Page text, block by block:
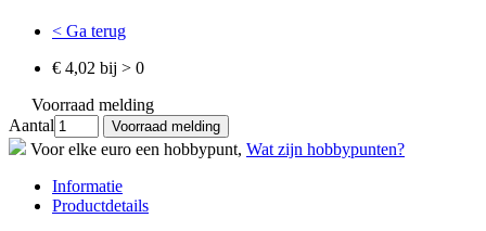
< Ga terug
€ 4,02 bij > 0
Voorraad melding
Aantal
Voor elke euro een hobbypunt, Wat zijn hobbypunten?
Informatie
Productdetails